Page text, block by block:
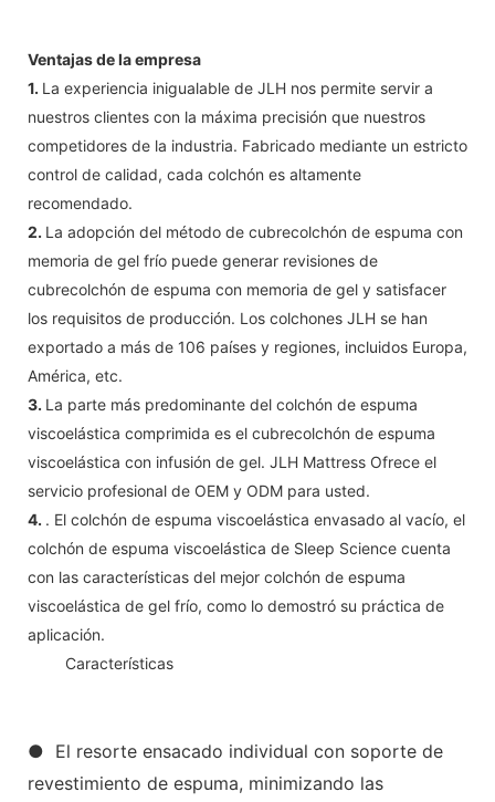
Ventajas de la empresa
1. La experiencia inigualable de JLH nos permite servir a
nuestros clientes con la máxima precisión que nuestros
competidores de la industria. Fabricado mediante un estricto
control de calidad, cada colchón es altamente
recomendado.
2. La adopción del método de cubrecolchón de espuma con
memoria de gel frío puede generar revisiones de
cubrecolchón de espuma con memoria de gel y satisfacer
los requisitos de producción. Los colchones JLH se han
exportado a más de 106 países y regiones, incluidos Europa,
América, etc.
3. La parte más predominante del colchón de espuma
viscoelástica comprimida es el cubrecolchón de espuma
viscoelástica con infusión de gel. JLH Mattress Ofrece el
servicio profesional de OEM y ODM para usted.
4. . El colchón de espuma viscoelástica envasado al vacío, el
colchón de espuma viscoelástica de Sleep Science cuenta
con las características del mejor colchón de espuma
viscoelástica de gel frío, como lo demostró su práctica de
aplicación.
Características
● El resorte ensacado individual con soporte de
revestimiento de espuma, minimizando las